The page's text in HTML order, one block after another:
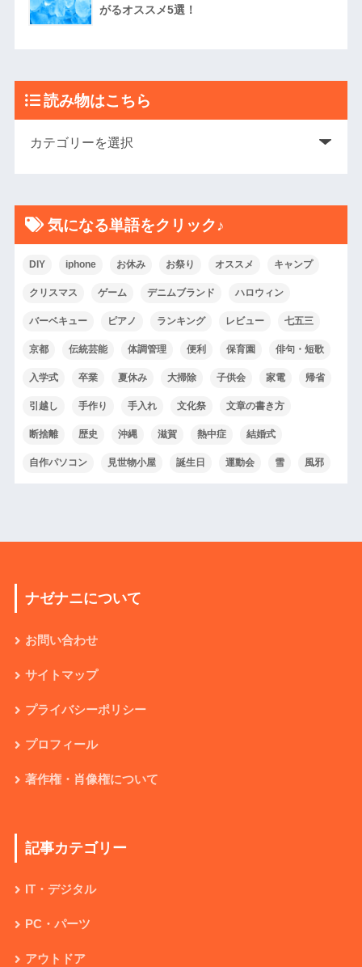
がるオススメ5選！
読み物はこちら
気になる単語をクリック♪
DIY iphone お休み お祭り オススメ キャンプ
クリスマス ゲーム デニムブランド ハロウィン
バーベキュー ピアノ ランキング レビュー 七五三
京都 伝統芸能 体調管理 便利 保育園 俳句・短歌
入学式 卒業 夏休み 大掃除 子供会 家電 帰省
引越し 手作り 手入れ 文化祭 文章の書き方
断捨離 歴史 沖縄 滋賀 熱中症 結婚式
自作パソコン 見世物小屋 誕生日 運動会 雪 風邪
ナゼナニについて
お問い合わせ
サイトマップ
プライバシーポリシー
プロフィール
著作権・肖像権について
記事カテゴリー
IT・デジタル
PC・パーツ
アウトドア